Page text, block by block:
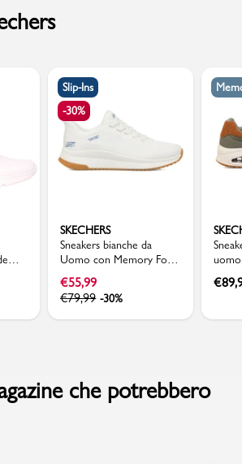
Slip-Ins
-30%
SKECHERS
Sneakers bianche da
Uomo con Memory Foam
Skechers Bobs Slip-Ins
€55,99
€79,99 -30%
Uno
€
che potrebbero